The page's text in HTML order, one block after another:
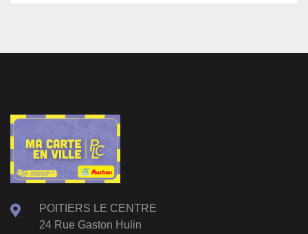
POITIERS LE CENTRE
24 Rue Gaston Hulin